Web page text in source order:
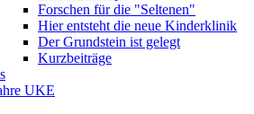
Forschen für die "Seltenen"
Hier entsteht die neue Kinderklinik
Der Grundstein ist gelegt
Kurzbeiträge
UKE